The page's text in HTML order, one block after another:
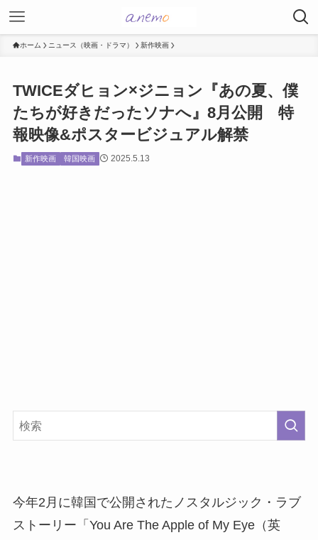
ホーム ニュース（映画・ドラマ） 新作映画
TWICEダヒョン×ジニョン『あの夏、僕
たちが好きだったソナへ』8月公開 特
報映像&ポスタービジュアル解禁
新作映画 韓国映画 2025.5.13
今年2月に韓国で公開されたノスタルジック・ラブ
ストーリー「You Are The Apple of My Eye（英